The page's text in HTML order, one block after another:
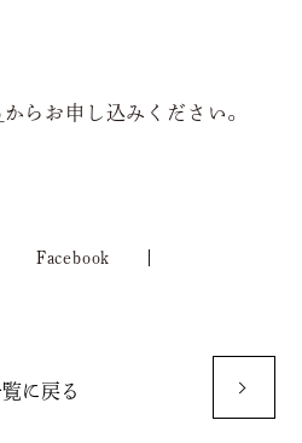
からお申し込みください。
Facebook
に戻る